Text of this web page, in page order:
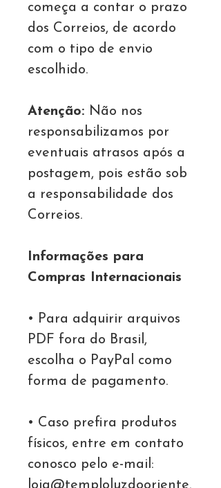
começa a contar o prazo
dos Correios, de acordo
com o tipo de envio
escolhido.
Atenção: Não nos
responsabilizamos por
eventuais atrasos após a
postagem, pois estão sob
a responsabilidade dos
Correios.
Informações para
Compras Internacionais
• Para adquirir arquivos
PDF fora do Brasil,
escolha o PayPal como
forma de pagamento.
• Caso prefira produtos
físicos, entre em contato
conosco pelo e-mail:
loja@temploluzdooriente.